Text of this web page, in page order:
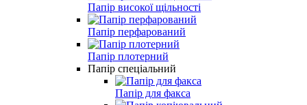
Папір високої щільності
Папір перфарований
Папір плотерний
Папір спеціальний
Папір для факса